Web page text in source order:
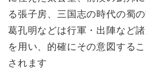
る張子房、三国志の時代の蜀
葛孔明などは行軍・出陣など
を用い、的確にその意図する
されます